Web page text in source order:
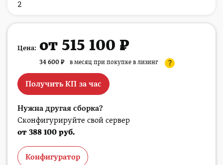
2
Цена: от 515 100 ₽
34 600 ₽ в месяц при покупке в лизинг ?
Получить КП за час
Нужна другая сборка?
Сконфигурируйте свой сервер
от 388 100 руб.
Конфигуратор